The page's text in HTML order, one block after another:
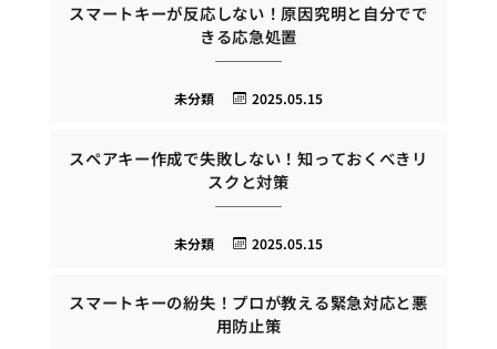
スマートキーが反応しない！原因究明と自分でで
きる応急処置
2025.05.15
未分類
スペアキー作成で失敗しない！知っておくべきリ
スクと対策
2025.05.15
未分類
スマートキーの紛失！プロが教える緊急対応と悪
用防止策